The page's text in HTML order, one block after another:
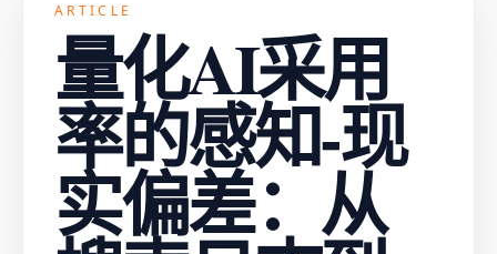
ARTICLE
量化AI采用
率的感知-现
实偏差：从